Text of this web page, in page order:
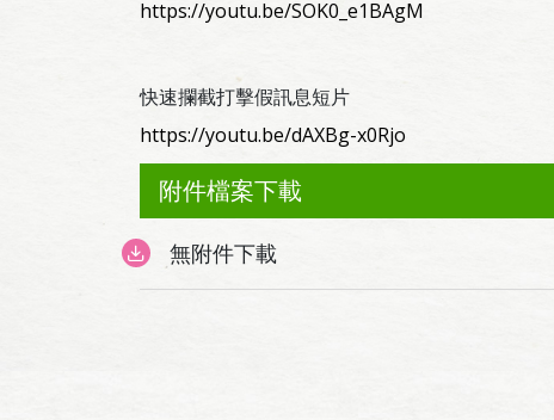
https://youtu.be/SOK0_e1BAgM
快速攔截打擊假訊息短片
https://youtu.be/dAXBg-x0Rjo
附件檔案下載
無附件下載